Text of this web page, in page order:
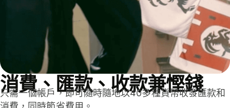
消費、匯款、收款兼慳錢
只需一個帳戶，即可隨時隨地以40多種貨幣收發匯款和